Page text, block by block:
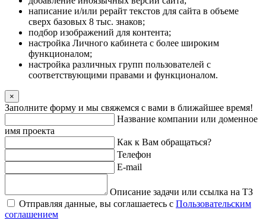
написание и/или рерайт текстов для сайта в объеме
сверх базовых 8 тыс. знаков;
подбор изображений для контента;
настройка Личного кабинета с более широким
функционалом;
настройка различных групп пользователей с
соответствующими правами и функционалом.
×
Заполните форму и мы свяжемся с вами в ближайшее время!
Название компании или доменное
имя проекта
Как к Вам обращаться?
Телефон
E-mail
Описание задачи или ссылка на ТЗ
Отправляя данные, вы соглашаетесь с Пользовательским
соглашением